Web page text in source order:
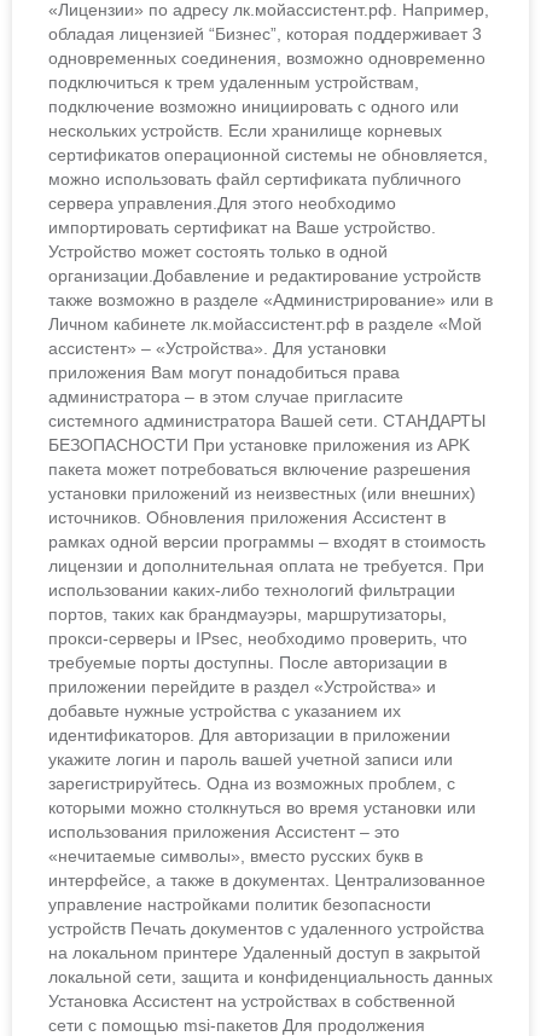
«Лицензии» по адресу лк.мойассистент.рф. Например,
обладая лицензией “Бизнес”, которая поддерживает 3
одновременных соединения, возможно одновременно
подключиться к трем удаленным устройствам,
подключение возможно инициировать с одного или
нескольких устройств. Если хранилище корневых
сертификатов операционной системы не обновляется,
можно использовать файл сертификата публичного
сервера управления.Для этого необходимо
импортировать сертификат на Ваше устройство.
Устройство может состоять только в одной
организации.Добавление и редактирование устройств
также возможно в разделе «Администрирование» или в
Личном кабинете лк.мойассистент.рф в разделе «Мой
ассистент» – «Устройства». Для установки
приложения Вам могут понадобиться права
администратора – в этом случае пригласите
системного администратора Вашей сети. СТАНДАРТЫ
БЕЗОПАСНОСТИ При установке приложения из APK
пакета может потребоваться включение разрешения
установки приложений из неизвестных (или внешних)
источников. Обновления приложения Ассистент в
рамках одной версии программы – входят в стоимость
лицензии и дополнительная оплата не требуется. При
использовании каких-либо технологий фильтрации
портов, таких как брандмауэры, маршрутизаторы,
прокси-серверы и IPsec, необходимо проверить, что
требуемые порты доступны. После авторизации в
приложении перейдите в раздел «Устройства» и
добавьте нужные устройства с указанием их
идентификаторов. Для авторизации в приложении
укажите логин и пароль вашей учетной записи или
зарегистрируйтесь. Одна из возможных проблем, с
которыми можно столкнуться во время установки или
использования приложения Ассистент – это
«нечитаемые символы», вместо русских букв в
интерфейсе, а также в документах. Централизованное
управление настройками политик безопасности
устройств Печать документов с удаленного устройства
на локальном принтере Удаленный доступ в закрытой
локальной сети, защита и конфиденциальность данных
Установка Ассистент на устройствах в собственной
сети с помощью msi-пакетов Для продолжения